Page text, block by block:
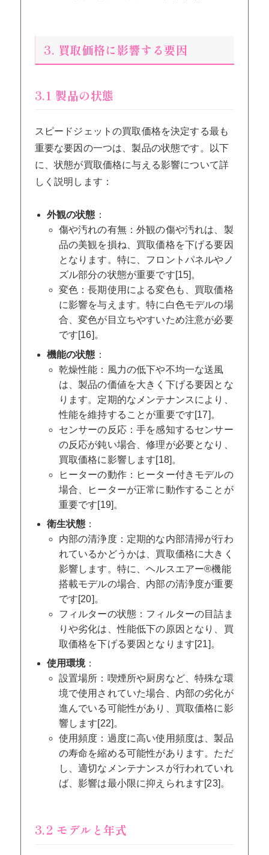
3. 買取価格に影響する要因
3.1 製品の状態
スピードジェットの買取価格を決定する最も
重要な要因の一つは、製品の状態です。以下
に、状態が買取価格に与える影響について詳
しく説明します：
外観の状態 ：
傷や汚れの有無：外観の傷や汚れは、製
品の美観を損ね、買取価格を下げる要因
となります。特に、フロントパネルやノ
ズル部分の状態が重要です[15]。
変色：長期使用による変色も、買取価格
に影響を与えます。特に白色モデルの場
合、変色が目立ちやすいため注意が必要
です[16]。
機能の状態 ：
乾燥性能：風力の低下や不均一な送風
は、製品の価値を大きく下げる要因とな
ります。定期的なメンテナンスにより、
性能を維持することが重要です[17]。
センサーの反応：手を感知するセンサー
の反応が鈍い場合、修理が必要となり、
買取価格に影響します[18]。
ヒーターの動作：ヒーター付きモデルの
場合、ヒーターが正常に動作することが
重要です[19]。
衛生状態 ：
内部の清浄度：定期的な内部清掃が行わ
れているかどうかは、買取価格に大きく
影響します。特に、ヘルスエアー®機能
搭載モデルの場合、内部の清浄度が重要
です[20]。
フィルターの状態：フィルターの目詰ま
りや劣化は、性能低下の原因となり、買
取価格を下げる要因となります[21]。
使用環境：
設置場所：喫煙所や厨房など、特殊な環
境で使用されていた場合、内部の劣化が
進んでいる可能性があり、買取価格に影
響します[22]。
使用頻度：過度に高い使用頻度は、製品
の寿命を縮める可能性があります。ただ
し、適切なメンテナンスが行われていれ
ば、影響は最小限に抑えられます[23]。
3.2 モデルと年式